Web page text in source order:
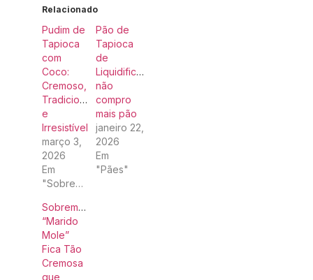
Relacionado
Pudim de
Tapioca
com
Coco:
Cremoso,
Tradicional
e
Irresistível
março 3,
2026
Em
"Sobremesas"
Pão de
Tapioca
de
Liquidificador:
não
compro
mais pão
janeiro 22,
2026
Em
"Pães"
Sobremesa
“Marido
Mole”
Fica Tão
Cremosa
que